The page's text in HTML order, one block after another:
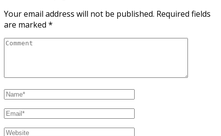
Your email address will not be published. Required fields
are marked *